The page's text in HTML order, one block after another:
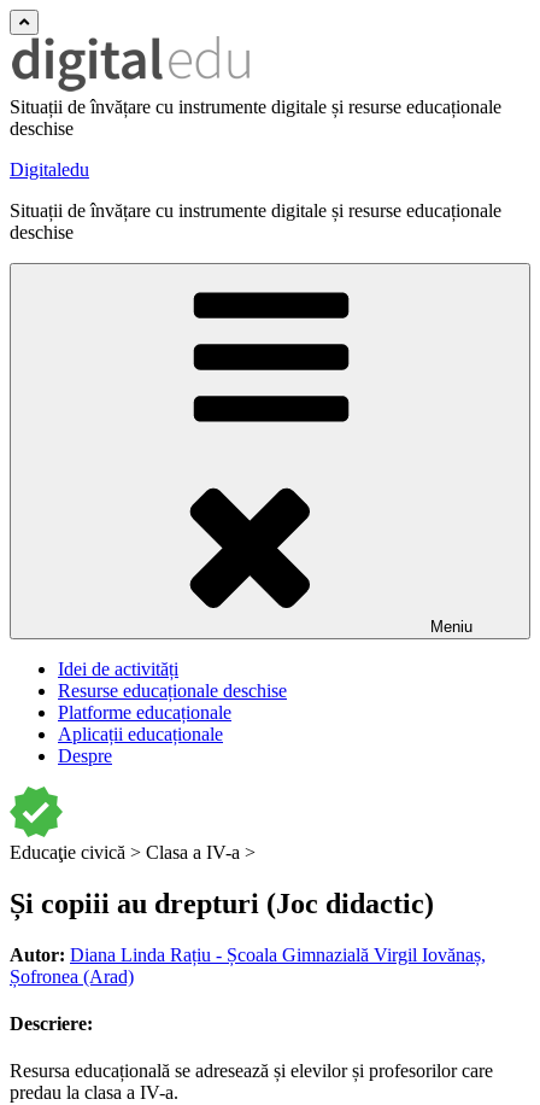
Situații de învățare cu instrumente digitale și resurse educaționale
deschise
Digitaledu
Situații de învățare cu instrumente digitale și resurse educaționale
deschise
Meniu
Idei de activități
Resurse educaționale deschise
Platforme educaționale
Aplicații educaționale
Despre
Educaţie civică > Clasa a IV-a >
Și copiii au drepturi (Joc didactic)
Autor: Diana Linda Rațiu - Școala Gimnazială Virgil Iovănaș,
Șofronea (Arad)
Descriere:
Resursa educațională se adresează și elevilor și profesorilor care
predau la clasa a IV-a.